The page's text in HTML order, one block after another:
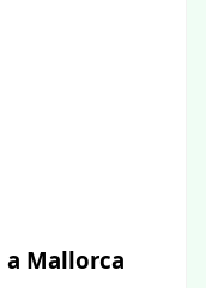
a Mallorca